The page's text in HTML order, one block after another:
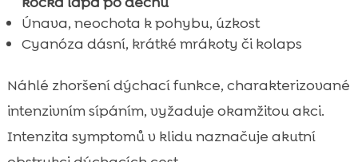
Únava, neochota k pohybu, úzkost
Cyanóza dásní, krátké mrákoty či kolaps
Náhlé zhoršení dýchací funkce, charakterizované
intenzivním sípáním, vyžaduje okamžitou akci.
Intenzita symptomů v klidu naznačuje akutní